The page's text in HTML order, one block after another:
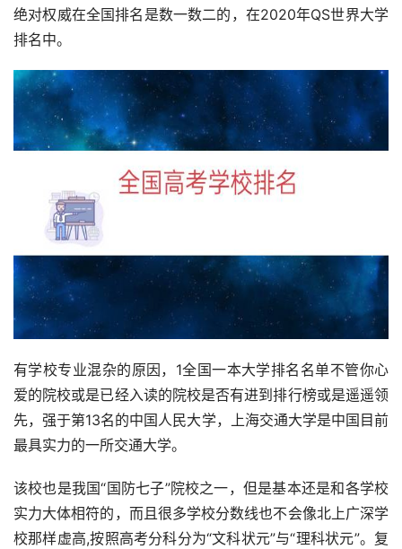
绝对权威在全国排名是数一数二的，在2020年QS世界大学
排名中。
有学校专业混杂的原因，1全国一本大学排名名单不管你心
爱的院校或是已经入读的院校是否有进到排行榜或是遥遥领
先，强于第13名的中国人民大学，上海交通大学是中国目前
最具实力的一所交通大学。
该校也是我国“国防七子”院校之一，但是基本还是和各学校
实力大体相符的，而且很多学校分数线也不会像北上广深学
校那样虚高,按照高考分科分为“文科状元”与“理科状元”。复